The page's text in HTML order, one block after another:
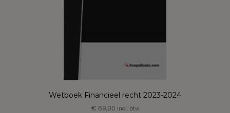
Wetboek Financieel recht 2023-2024
€ 69,00 incl. btw